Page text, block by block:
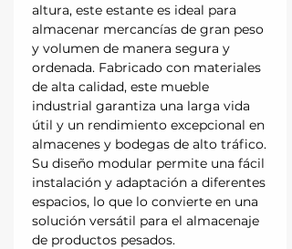
altura, este estante es ideal para
almacenar mercancías de gran peso
y volumen de manera segura y
ordenada. Fabricado con materiales
de alta calidad, este mueble
industrial garantiza una larga vida
útil y un rendimiento excepcional en
almacenes y bodegas de alto tráfico.
Su diseño modular permite una fácil
instalación y adaptación a diferentes
espacios, lo que lo convierte en una
solución versátil para el almacenaje
de productos pesados.